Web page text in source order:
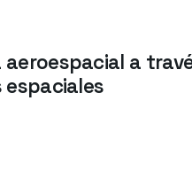
a